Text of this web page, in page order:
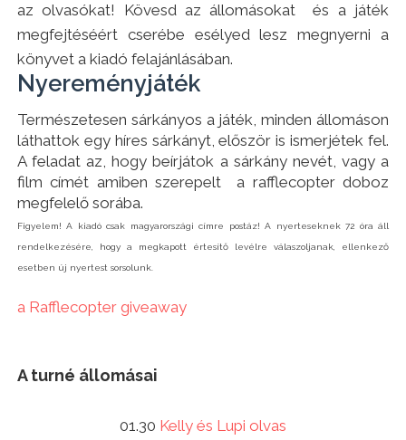
az olvasókat! Kövesd az állomásokat és a játék
megfejtéséért cserébe esélyed lesz megnyerni a
könyvet a kiadó felajánlásában.
Nyereményjáték
Természetesen sárkányos a játék, minden állomáson
láthattok egy híres sárkányt, először is ismerjétek fel.
A feladat az, hogy beírjátok a sárkány nevét, vagy a
film címét amiben szerepelt a rafflecopter doboz
megfelelő sorába.
Figyelem! A kiadó csak magyarországi címre postáz! A nyerteseknek 72 óra áll
rendelkezésére, hogy a megkapott értesítő levélre válaszoljanak, ellenkező
esetben új nyertest sorsolunk.
a Rafflecopter giveaway
A turné állomásai
01.30 Kelly és Lupi olvas